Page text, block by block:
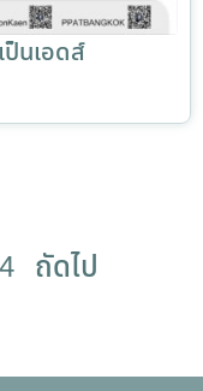
ป็นเอดส์
4 ถัดไป